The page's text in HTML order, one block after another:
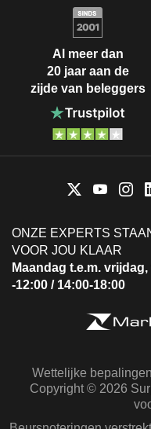
Al meer dan
20 jaar aan de
zijde van beleggers
ONZE EXPERTS
VOOR JOU KLAAR
Maandag t.e.m. vrijdag,
-12:00 / 14:00-18:00
Wettelijke bepalingen
Copyright © 2026